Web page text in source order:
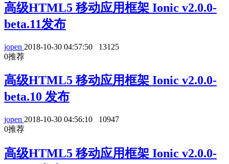
高级HTML5 移动应用框架 Ionic v2.0.0-
beta.11发布
jopen 2018-10-30 04:57:50
13125
0推荐
高级HTML5 移动应用框架 Ionic v2.0.0-
beta.10 发布
jopen 2018-10-30 04:56:10
10947
0推荐
高级HTML5 移动应用框架 Ionic v2.0.0-